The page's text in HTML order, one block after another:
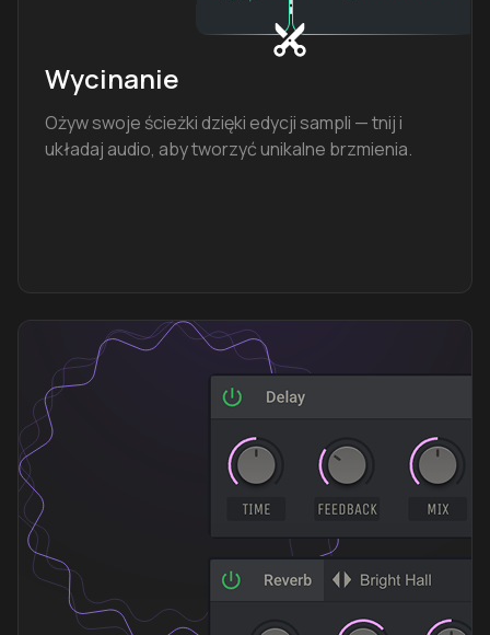
Wycinanie
Ożyw swoje ścieżki dzięki edycji sampli — tnij i
układaj audio, aby tworzyć unikalne brzmienia.